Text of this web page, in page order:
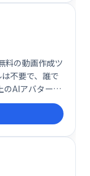
料の動画作成ツ
不要で、誰で
のAIアバター、
のテンプレー
画を作成可